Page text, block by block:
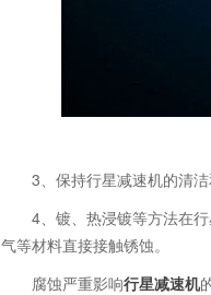
3、保持行星减速机的清洁
4、镀、热浸镀等方法在行
气等材料直接接触锈蚀。
腐蚀严重影响行星减速机